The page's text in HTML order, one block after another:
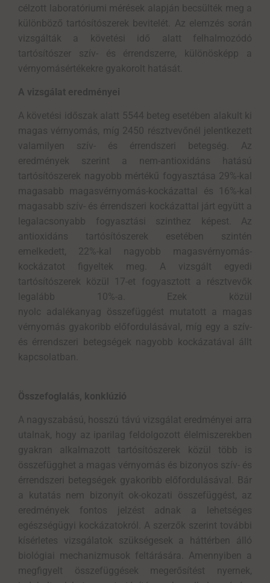
célzott laboratóriumi mérések alapján becsülték meg a
különböző tartósítószerek bevitelét. Az elemzés során
vizsgálták a követési idő alatt felhalmozódó
tartósítószer szív- és érrendszerre, különösképp a
vérnyomásértékekre gyakorolt hatását.
A vizsgálat eredményei
A követési időszak alatt 5544 beteg esetében alakult ki
magas vérnyomás, míg 2450 résztvevőnél jelentkezett
valamilyen szív- és érrendszeri betegség. Az
eredmények szerint a nem-antioxidáns hatású
tartósítószerek nagyobb mértékű fogyasztása 29%-kal
magasabb magasvérnyomás-kockázattal és 16%-kal
magasabb szív- és érrendszeri kockázattal járt együtt a
legalacsonyabb fogyasztási szinthez képest. Az
antioxidáns tartósítószerek esetében szintén
emelkedett, 22%-kal nagyobb magasvérnyomás-
kockázatot figyeltek meg. A vizsgált egyedi
tartósítószerek közül 17-et fogyasztott a résztvevők
legalább 10%-a. Ezek közül
nyolc adalékanyag összefüggést mutatott a magas
vérnyomás gyakoribb előfordulásával, míg egy a szív-
és érrendszeri betegségek nagyobb kockázatával állt
kapcsolatban.
Összefoglalás, konklúzió
A nagyszabású, hosszú távú vizsgálat eredményei arra
utalnak, hogy az iparilag feldolgozott élelmiszerekben
gyakran alkalmazott tartósítószerek közül több is
összefügghet a magas vérnyomás és bizonyos szív- és
érrendszeri betegségek gyakoribb előfordulásával. Bár
a kutatás nem bizonyít ok-okozati összefüggést, az
eredmények fontos jelzést adnak a lehetséges
egészségügyi kockázatokról. A szerzők szerint további
kísérletes vizsgálatok szükségesek a háttérben álló
biológiai mechanizmusok feltárására. Amennyiben a
megfigyelt összefüggések megerősítést nyernek,